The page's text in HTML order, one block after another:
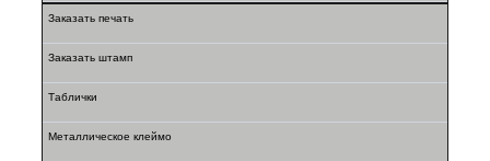
Заказать печать
Заказать штамп
Таблички
Металлическое клеймо